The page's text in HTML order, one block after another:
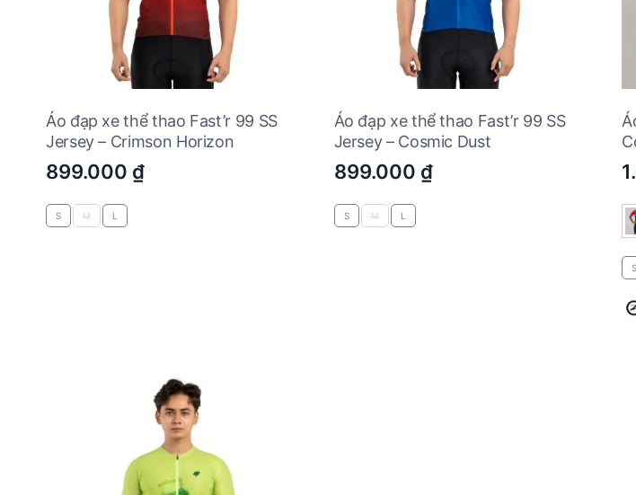
Áo đạp xe thể thao Fast’r 99 SS
Jersey – Crimson Horizon
899.000 ₫
S M L
Áo đạp xe thể thao Fast’r 99 SS
Jersey – Cosmic Dust
899.000 ₫
S M L
S